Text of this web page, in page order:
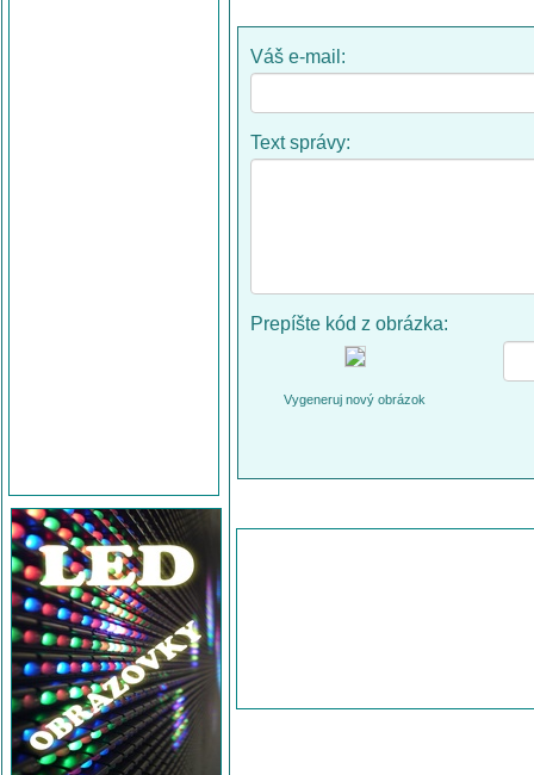
Váš e-mail:
Text správy:
Prepíšte kód z obrázka:
Vygeneruj nový obrázok